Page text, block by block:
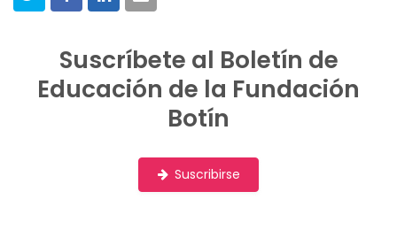
Suscríbete al Boletín de
Educación de la Fundación
Botín
Suscribirse